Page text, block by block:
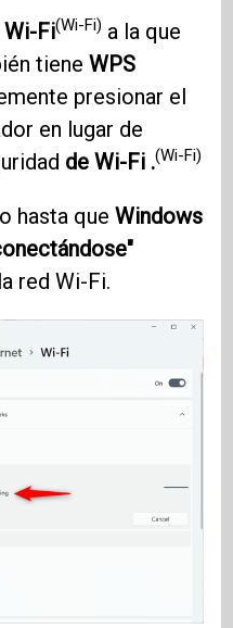
Wi-Fi(Wi-Fi) a la que
tieneWPS
presionar el
en lugar de
de Wi-Fi .(Wi-Fi)
hasta queWindows
red Wi-Fi.